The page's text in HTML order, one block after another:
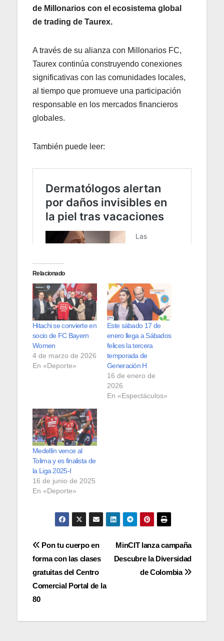
de Millonarios con el ecosistema global
de trading de Taurex.
A través de su alianza con Millonarios FC,
Taurex continúa construyendo conexiones
significativas con las comunidades locales,
al tiempo que promueve una participación
responsable en los mercados financieros
globales.
También puede leer:
Relacionado
Hitachi se convierte en
socio de FC Bayern
Women
4 de marzo de 2026
En «Deporte»
Este sábado 17 de
enero llega a Sábados
felices la tercera
temporada de
Generación H
16 de enero de
2026
En «Espectáculos»
Medellín vence al
Tolima y es finalista de
la Liga 2025-I
16 de junio de 2025
En «Deporte»
Navegación
de
entradas
MinCIT lanza campaña
Descubre la Diversidad
de Colombia
Pon tu cuerpo en
forma con las clases
gratuitas del Centro
Comercial Portal de la
80